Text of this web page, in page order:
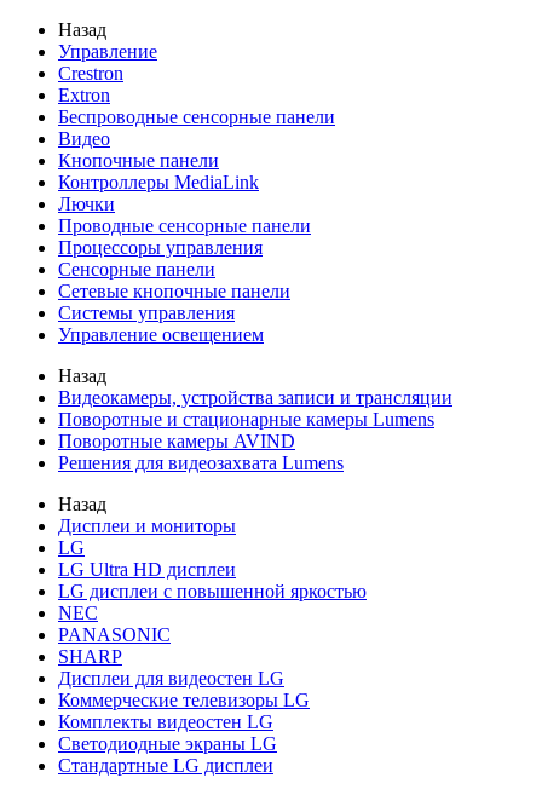
Назад
Управление
Crestron
Extron
Беспроводные сенсорные панели
Видео
Кнопочные панели
Контроллеры MediaLink
Лючки
Проводные сенсорные панели
Процессоры управления
Сенсорные панели
Сетевые кнопочные панели
Системы управления
Управление освещением
Назад
Видеокамеры, устройства записи и трансляции
Поворотные и стационарные камеры Lumens
Поворотные камеры AVIND
Решения для видеозахвата Lumens
Назад
Дисплеи и мониторы
LG
LG Ultra HD дисплеи
LG дисплеи с повышенной яркостью
NEC
PANASONIC
SHARP
Дисплеи для видеостен LG
Коммерческие телевизоры LG
Комплекты видеостен LG
Светодиодные экраны LG
Стандартные LG дисплеи